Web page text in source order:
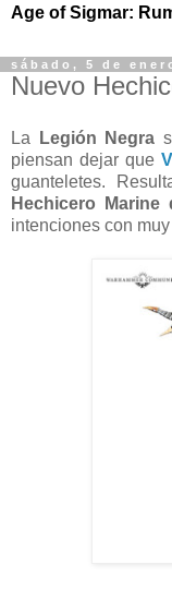
Age of Sigmar:
sábado, 5 de
Nuevo
La Legión Negra
piensan dejar que
guanteletes.
Hechicero Marine
intenciones con